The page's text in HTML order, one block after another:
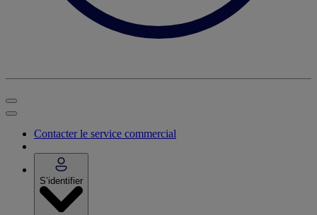
Contacter le service commercial
S’identifier